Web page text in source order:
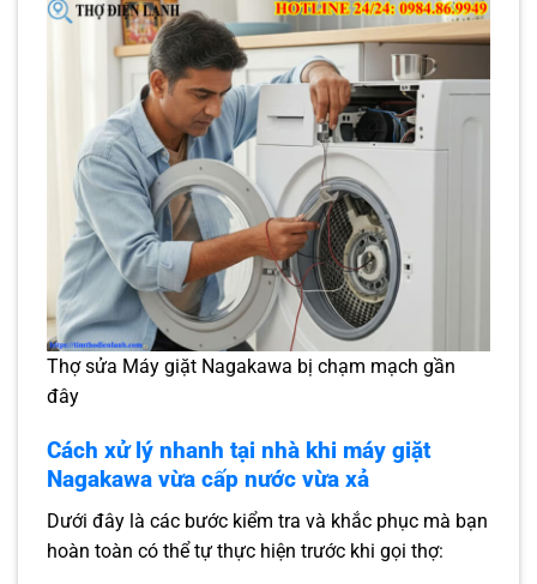
Thợ sửa Máy giặt Nagakawa bị chạm mạch gần
đây
Cách xử lý nhanh tại nhà khi máy giặt
Nagakawa vừa cấp nước vừa xả
Dưới đây là các bước kiểm tra và khắc phục mà bạn
hoàn toàn có thể tự thực hiện trước khi gọi thợ: